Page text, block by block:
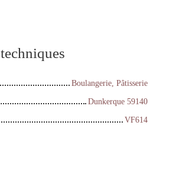
techniques
Boulangerie, Pâtisserie
Dunkerque 59140
VF614